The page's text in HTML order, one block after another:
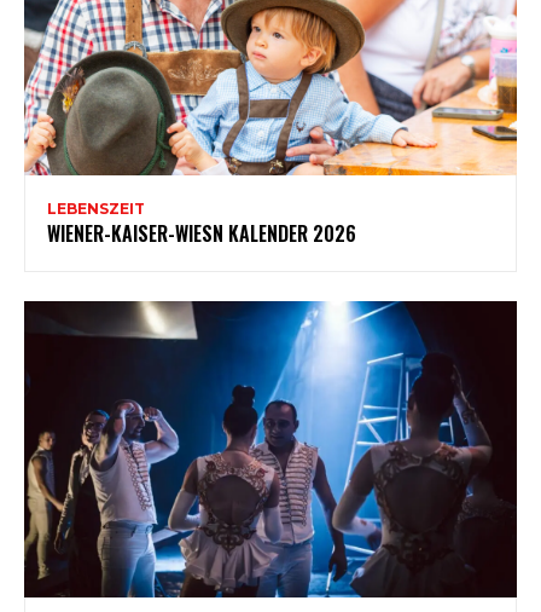
LEBENSZEIT
WIENER-KAISER-WIESN KALENDER 2026